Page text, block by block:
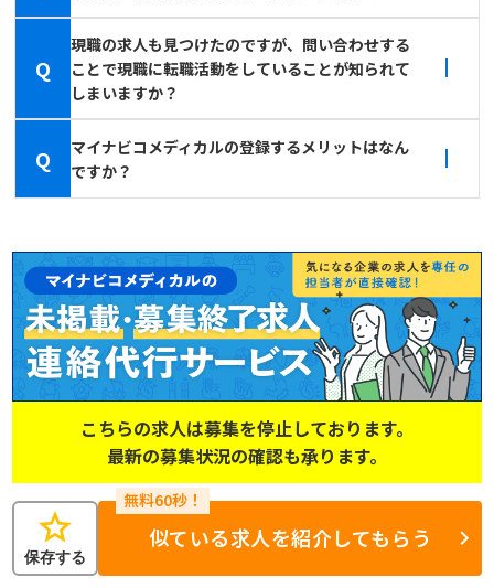
Q
現職の求人も見つけたのですが、問い合わせする
ことで現職に転職活動をしていることが知られて
しまいますか？
Q
マイナビコメディカルの登録するメリットはなん
ですか？
こちらの求人は募集を停止しております。
最新の募集状況の確認も承ります。
star
保存する
似ている求人を紹介してもらう